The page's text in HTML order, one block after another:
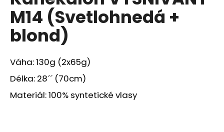
0,0
5
hvězdiček.
M14 (Svetlohnedá +
blond)
Váha: 130g (2x65g)
Délka: 28´´ (70cm)
Materiál: 100% syntetické vlasy
a
j
í
?